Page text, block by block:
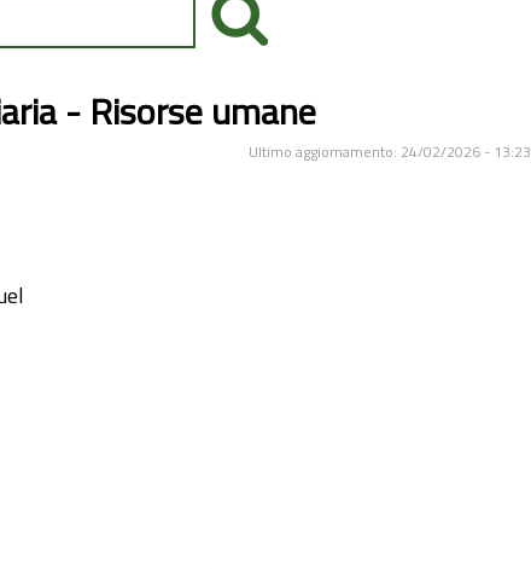
- Risorse umane
Ultimo aggiornamento: 24/02/2026 - 13:23